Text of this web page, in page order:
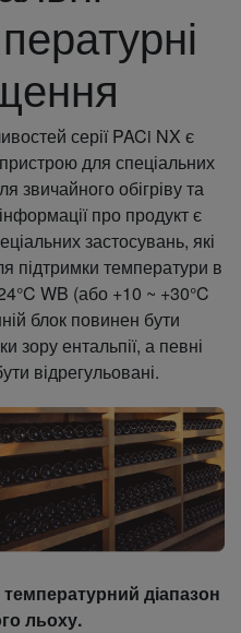
серії PACi NX є
для спеціальних
звичайного обігріву та
про продукт є
застосувань, які
підтримки температури в
WB (або +10 ~ +30°C
блок повинен бути
зору ентальпії, а певні
відрегульовані.
діапазон
льоху.